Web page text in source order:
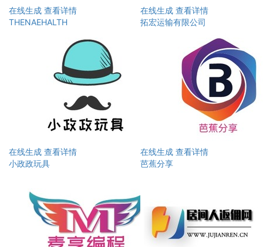
在线生成 查看详情
THENAEHALTH
在线生成 查看详情
拓宏运输有限公司
在线生成 查看详情
小政政玩具
在线生成 查看详情
芭蕉分享